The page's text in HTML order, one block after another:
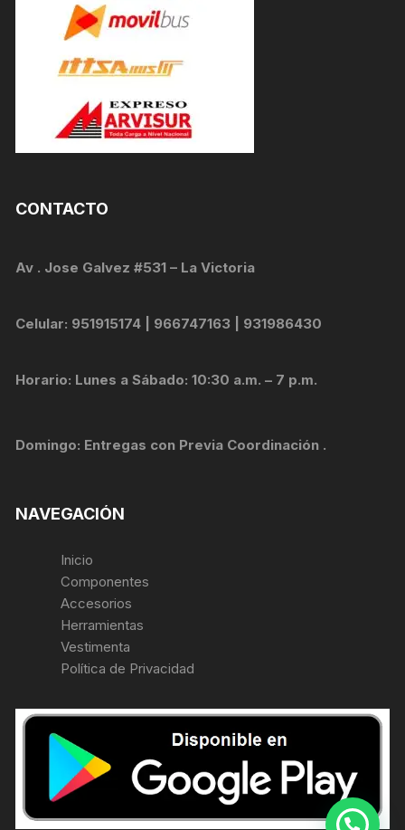
CONTACTO
Av . Jose Galvez #531 – La Victoria
Celular: 951915174 | 966747163 | 931986430
Horario: Lunes a Sábado: 10:30 a.m. – 7 p.m.
Domingo: Entregas con Previa Coordinación .
NAVEGACIÓN
Inicio
Componentes
Accesorios
Herramientas
Vestimenta
Política de Privacidad